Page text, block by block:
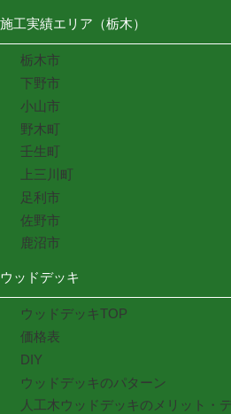
施工実績エリア（栃木）
栃木市
下野市
小山市
野木町
壬生町
上三川町
足利市
佐野市
鹿沼市
ウッドデッキ
ウッドデッキTOP
価格表
DIY
ウッドデッキのパターン
人工木ウッドデッキのメリット・